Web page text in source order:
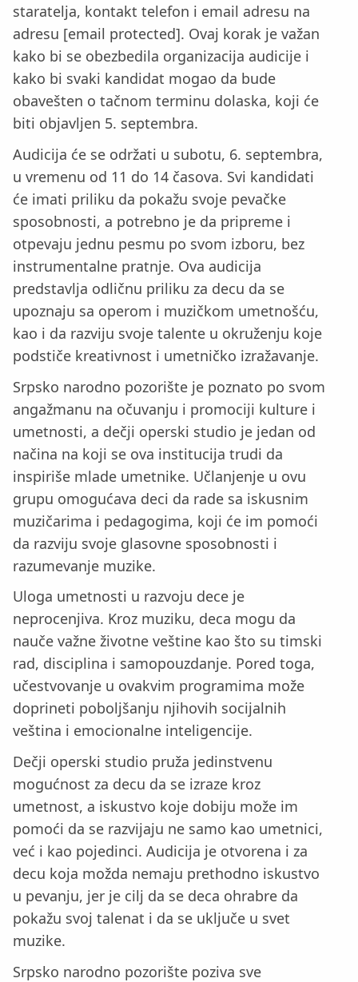
staratelja, kontakt telefon i email adresu na
adresu [email protected]. Ovaj korak je važan
kako bi se obezbedila organizacija audicije i
kako bi svaki kandidat mogao da bude
obavešten o tačnom terminu dolaska, koji će
biti objavljen 5. septembra.
Audicija će se održati u subotu, 6. septembra,
u vremenu od 11 do 14 časova. Svi kandidati
će imati priliku da pokažu svoje pevačke
sposobnosti, a potrebno je da pripreme i
otpevaju jednu pesmu po svom izboru, bez
instrumentalne pratnje. Ova audicija
predstavlja odličnu priliku za decu da se
upoznaju sa operom i muzičkom umetnošću,
kao i da razviju svoje talente u okruženju koje
podstiče kreativnost i umetničko izražavanje.
Srpsko narodno pozorište je poznato po svom
angažmanu na očuvanju i promociji kulture i
umetnosti, a dečji operski studio je jedan od
načina na koji se ova institucija trudi da
inspiriše mlade umetnike. Učlanjenje u ovu
grupu omogućava deci da rade sa iskusnim
muzičarima i pedagogima, koji će im pomoći
da razviju svoje glasovne sposobnosti i
razumevanje muzike.
Uloga umetnosti u razvoju dece je
neprocenjiva. Kroz muziku, deca mogu da
nauče važne životne veštine kao što su timski
rad, disciplina i samopouzdanje. Pored toga,
učestvovanje u ovakvim programima može
doprineti poboljšanju njihovih socijalnih
veština i emocionalne inteligencije.
Dečji operski studio pruža jedinstvenu
mogućnost za decu da se izraze kroz
umetnost, a iskustvo koje dobiju može im
pomoći da se razvijaju ne samo kao umetnici,
već i kao pojedinci. Audicija je otvorena i za
decu koja možda nemaju prethodno iskustvo
u pevanju, jer je cilj da se deca ohrabre da
pokažu svoj talenat i da se uključe u svet
muzike.
Srpsko narodno pozorište poziva sve